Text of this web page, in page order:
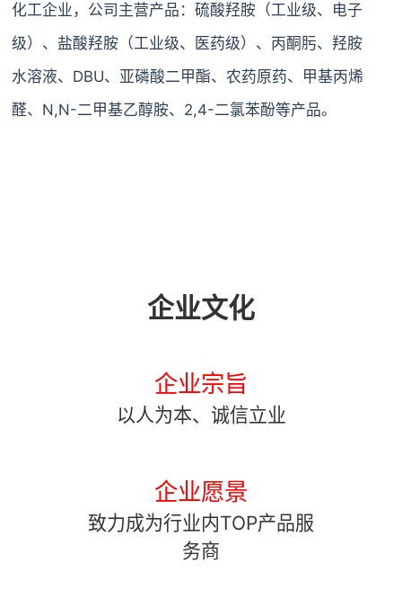
化工企业，公司主营产品：硫酸羟胺（工业级、电子
级）、盐酸羟胺（工业级、医药级）、丙酮肟、羟胺
水溶液、DBU、亚磷酸二甲酯、农药原药、甲基丙烯
醛、N,N-二甲基乙醇胺、2,4-二氯苯酚等产品。
为广大客商提供充足的货源、稳定可靠的产品质量。
现企业快速、稳定地发展。根据技术和行业发展特
点，不断优化，令用户得到专业的服务、优质的产
公司率先通过全国工业产品生产许可证、
ISO9001质量管理体系认证、ISO24001环境管
企业文化
企业宗旨
以人为本、诚信立业
企业愿景
致力成为行业内TOP产品服
务商